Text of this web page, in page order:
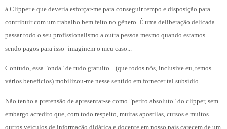
à Clipper e que deveria esforçar-me para conseguir tempo e disposição para
contribuir com um trabalho bem feito no gênero. É uma deliberação delicada
passar todo o seu profissionalismo a outra pessoa mesmo quando estamos
sendo pagos para isso -imaginem o meu caso...
Contudo, essa "onda" de tudo gratuito... (que todos nós, inclusive eu, temos
vários benefícios) mobilizou-me nesse sentido em fornecer tal subsídio.
Não tenho a pretensão de apresentar-se como "perito absoluto" do clipper, sem
embargo acredito que, com todo respeito, muitas apostilas, cursos e muitos
outros veículos de informação didática e docente em nosso país carecem de um